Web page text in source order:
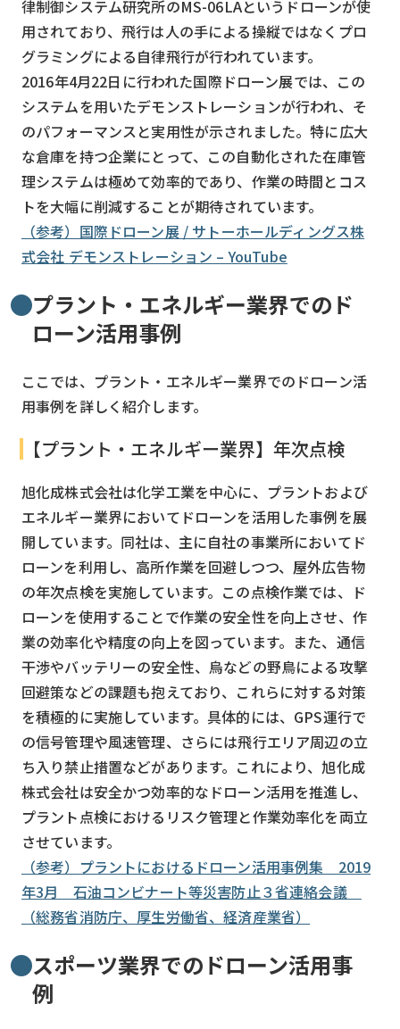
律制御システム研究所のMS-06LAというドローンが使
用されており、飛行は人の手による操縦ではなくプロ
グラミングによる自律飛行が行われています。
2016年4月22日に行われた国際ドローン展では、この
システムを用いたデモンストレーションが行われ、そ
のパフォーマンスと実用性が示されました。特に広大
な倉庫を持つ企業にとって、この自動化された在庫管
理システムは極めて効率的であり、作業の時間とコス
トを大幅に削減することが期待されています。
（参考）国際ドローン展 / サトーホールディングス株
式会社 デモンストレーション – YouTube
プラント・エネルギー業界でのド
ローン活用事例
ここでは、プラント・エネルギー業界でのドローン活
用事例を詳しく紹介します。
【プラント・エネルギー業界】年次点検
旭化成株式会社は化学工業を中心に、プラントおよび
エネルギー業界においてドローンを活用した事例を展
開しています。同社は、主に自社の事業所においてド
ローンを利用し、高所作業を回避しつつ、屋外広告物
の年次点検を実施しています。この点検作業では、ド
ローンを使用することで作業の安全性を向上させ、作
業の効率化や精度の向上を図っています。また、通信
干渉やバッテリーの安全性、烏などの野鳥による攻撃
回避策などの課題も抱えており、これらに対する対策
を積極的に実施しています。具体的には、GPS運行で
の信号管理や風速管理、さらには飛行エリア周辺の立
ち入り禁止措置などがあります。これにより、旭化成
株式会社は安全かつ効率的なドローン活用を推進し、
プラント点検におけるリスク管理と作業効率化を両立
させています。
（参考）プラントにおけるドローン活用事例集 2019
年3月 石油コンビナート等災害防止３省連絡会議
（総務省消防庁、厚生労働省、経済産業省）
スポーツ業界でのドローン活用事
例